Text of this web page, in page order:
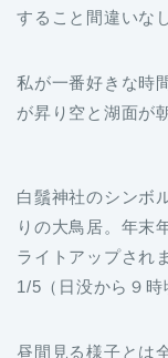
すること間違いな
私が一番好きな時
が昇り空と湖面が
白鬚神社のシンボ
りの大鳥居。年末
ライトアップされ
1/5（日没から９時
昼間見る様子とは